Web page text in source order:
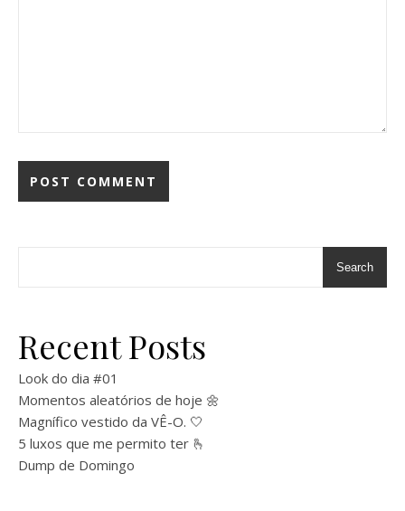
Search
Recent Posts
Look do dia #01
Momentos aleatórios de hoje 🌼
Magnífico vestido da VÊ-O. 🤍
5 luxos que me permito ter 🫰
Dump de Domingo